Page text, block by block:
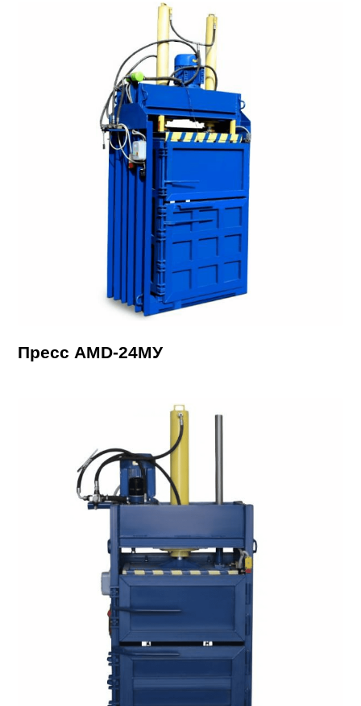
Пресс AMD-24МУ